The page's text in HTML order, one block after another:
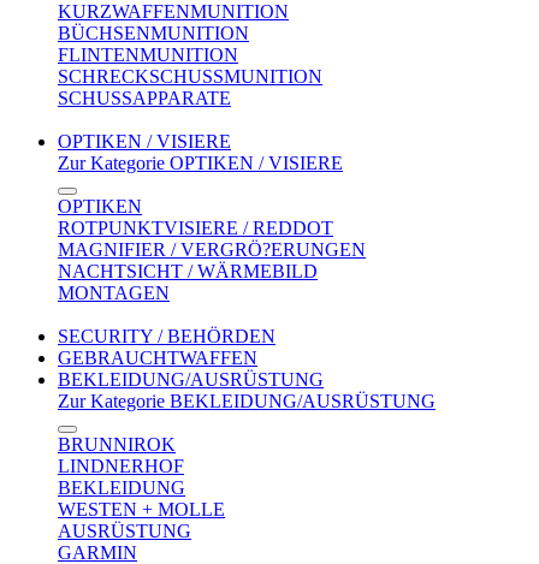
KURZWAFFENMUNITION
BÜCHSENMUNITION
FLINTENMUNITION
SCHRECKSCHUSSMUNITION
SCHUSSAPPARATE
OPTIKEN / VISIERE
Zur Kategorie OPTIKEN / VISIERE
OPTIKEN
ROTPUNKTVISIERE / REDDOT
MAGNIFIER / VERGRÖ?ERUNGEN
NACHTSICHT / WÄRMEBILD
MONTAGEN
SECURITY / BEHÖRDEN
GEBRAUCHTWAFFEN
BEKLEIDUNG/AUSRÜSTUNG
Zur Kategorie BEKLEIDUNG/AUSRÜSTUNG
BRUNNIROK
LINDNERHOF
BEKLEIDUNG
WESTEN + MOLLE
AUSRÜSTUNG
GARMIN